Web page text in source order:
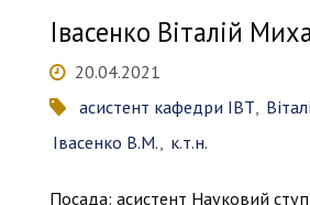
Івасенко Віталій
20.04.2021
асистент кафедри ІВТ
Івасенко В.М.
к.т.н.
Посада: асистент Науковий